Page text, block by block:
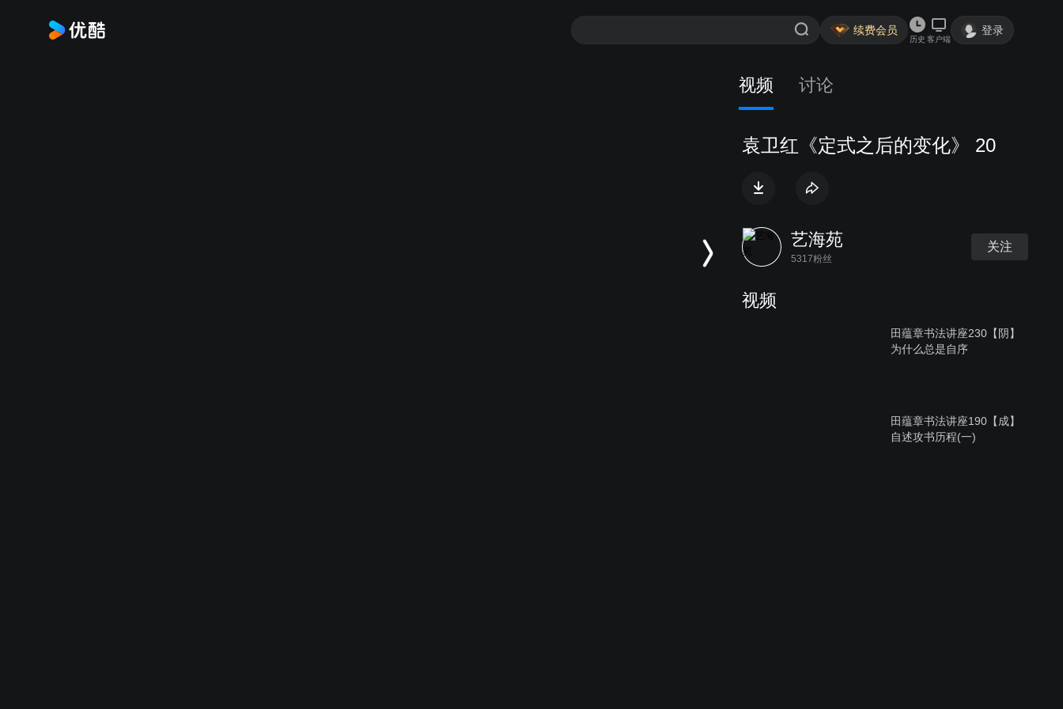
续费会员
历史 客户端
登录
视频 讨论
袁卫红《定式之后的变化》 20
艺海苑
5317粉丝
关注
视频
田蕴章书法讲座230【阴】
为什么总是自序
田蕴章书法讲座190【成】
自述攻书历程(一)